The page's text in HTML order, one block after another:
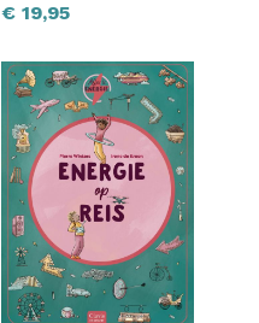
€ 19,95